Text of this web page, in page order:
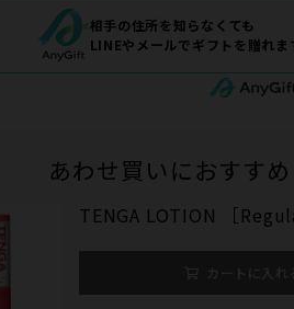
相手の住所を知らなくても
LINEやメールでギフトを贈れま
あわせ買いにおすすめ
TENGA LOTION ［